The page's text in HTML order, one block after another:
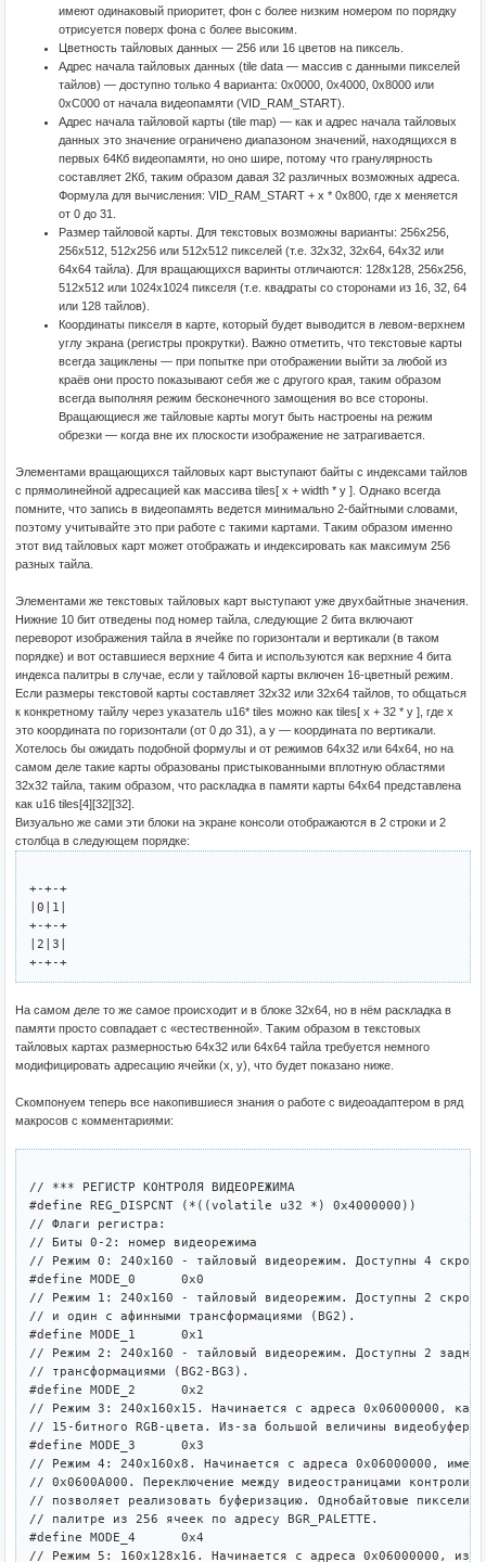
имеют одинаковый приоритет, фон с более низким номером по порядку
отрисуется поверх фона с более высоким.
Цветность тайловых данных — 256 или 16 цветов на пиксель.
Адрес начала тайловых данных (tile data — массив с данными пикселей
тайлов) — доступно только 4 варианта: 0x0000, 0x4000, 0x8000 или
0xC000 от начала видеопамяти (VID_RAM_START).
Адрес начала тайловой карты (tile map) — как и адрес начала тайловых
данных это значение ограничено диапазоном значений, находящихся в
первых 64Кб видеопамяти, но оно шире, потому что гранулярность
составляет 2Кб, таким образом давая 32 различных возможных адреса.
Формула для вычисления: VID_RAM_START + x * 0x800, где x меняется
от 0 до 31.
Размер тайловой карты. Для текстовых возможны варианты: 256x256,
256x512, 512x256 или 512x512 пикселей (т.е. 32x32, 32x64, 64x32 или
64x64 тайла). Для вращающихся варинты отличаются: 128x128, 256x256,
512x512 или 1024x1024 пикселя (т.е. квадраты со сторонами из 16, 32, 64
или 128 тайлов).
Координаты пикселя в карте, который будет выводится в левом-верхнем
углу экрана (регистры прокрутки). Важно отметить, что текстовые карты
всегда зациклены — при попытке при отображении выйти за любой из
краёв они просто показывают себя же с другого края, таким образом
всегда выполняя режим бесконечного замощения во все стороны.
Вращающиеся же тайловые карты могут быть настроены на режим
обрезки — когда вне их плоскости изображение не затрагивается.
Элементами вращающихся тайловых карт выступают байты с индексами тайлов
с прямолинейной адресацией как массива tiles[ x + width * y ]. Однако всегда
помните, что запись в видеопамять ведется минимально 2-байтными словами,
поэтому учитывайте это при работе с такими картами. Таким образом именно
этот вид тайловых карт может отображать и индексировать как максимум 256
разных тайла.
Элементами же текстовых тайловых карт выступают уже двухбайтные значения.
Нижние 10 бит отведены под номер тайла, следующие 2 бита включают
переворот изображения тайла в ячейке по горизонтали и вертикали (в таком
порядке) и вот оставшиеся верхние 4 бита и используются как верхние 4 бита
индекса палитры в случае, если у тайловой карты включен 16-цветный режим.
Если размеры текстовой карты составляет 32x32 или 32x64 тайлов, то общаться
к конкретному тайлу через указатель u16* tiles можно как tiles[ x + 32 * y ], где x
это координата по горизонтали (от 0 до 31), а y — координата по вертикали.
Хотелось бы ожидать подобной формулы и от режимов 64x32 или 64x64, но на
самом деле такие карты образованы пристыкованными вплотную областями
32x32 тайла, таким образом, что раскладка в памяти карты 64x64 представлена
как u16 tiles[4][32][32].
Визуально же сами эти блоки на экране консоли отображаются в 2 строки и 2
столбца в следующем порядке:
+-+-+
|0|1|
+-+-+
|2|3|
На самом деле то же самое происходит и в блоке 32x64, но в нём раскладка в
памяти просто совпадает с «естественной». Таким образом в текстовых
тайловых картах размерностью 64x32 или 64x64 тайла требуется немного
модифицировать адресацию ячейки (x, y), что будет показано ниже.
Скомпонуем теперь все накопившиеся знания о работе с видеоадаптером в ряд
макросов с комментариями:
// *** РЕГИСТР КОНТРОЛЯ ВИДЕОРЕЖИМА
#define REG_DISPCNT (*((volatile u32 *) 0x4000000))
// Флаги регистра:
// Биты 0-2: номер видеорежима
// Режим 0: 240x160 - тайловый видеорежим. Доступны 4
#define MODE_0      0x0
// Режим 1: 240x160 - тайловый видеорежим. Доступны 2
// и один с афинными трансформациями (BG2).
#define MODE_1      0x1
// Режим 2: 240x160 - тайловый видеорежим. Доступны 2
// трансформациями (BG2-BG3).
#define MODE_2      0x2
// Режим 3: 240x160x15. Начинается с адреса 0x06000000,
// 15-битного RGB-цвета. Из-за большой величины
#define MODE_3      0x3
// Режим 4: 240x160x8. Начинается с адреса 0x06000000,
// 0x0600A000. Переключение между видеостраницами
// позволяет реализовать буферизацию. Однобайтовые пиксели
// палитре из 256 ячеек по адресу BGR_PALETTE.
#define MODE_4      0x4
// Режим 5: 160x128x16. Начинается с адреса 0x06000000, из-